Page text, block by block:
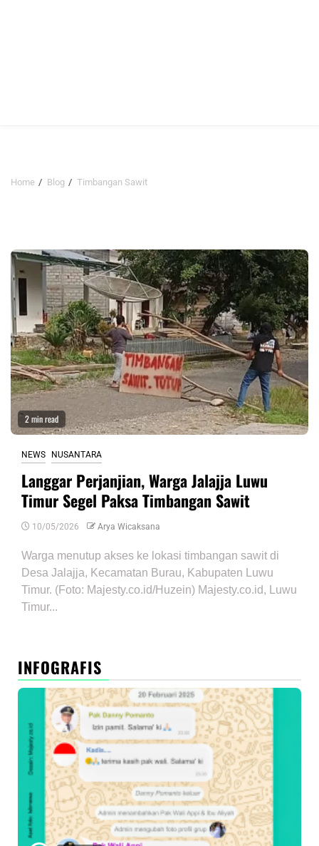
Home Blog Timbangan Sawit
2 min read
NEWS NUSANTARA
Langgar Perjanjian, Warga Jalajja Luwu
Timur Segel Paksa Timbangan Sawit
10/05/2026 Arya Wicaksana
Warga menutup akses ke lokasi timbangan sawit di
Desa Jalajja, Kecamatan Burau, Kabupaten Luwu
Timur. (Foto: Majesty.co.id/Huzein) Majesty.co.id, Luwu
Timur...
INFOGRAFIS